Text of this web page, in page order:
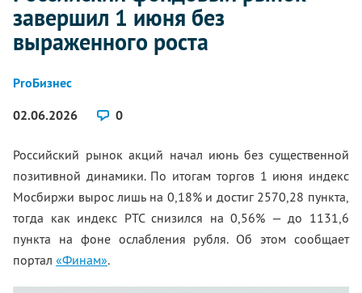
завершил 1 июня без
выраженного роста
ProБизнес
02.06.2026
0
Российский рынок акций начал июнь без существенной
позитивной динамики. По итогам торгов 1 июня индекс
Мосбиржи вырос лишь на 0,18% и достиг 2570,28 пункта,
тогда как индекс РТС снизился на 0,56% — до 1131,6
пункта на фоне ослабления рубля. Об этом сообщает
портал «Финам».